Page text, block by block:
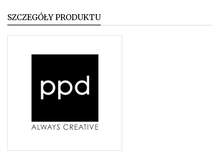
SZCZEGÓŁY PRODUKTU